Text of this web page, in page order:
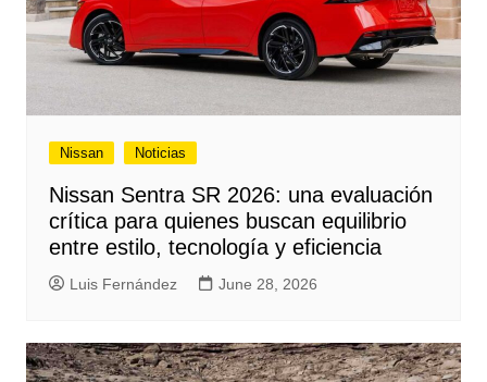
Nissan Noticias
Nissan Sentra SR 2026: una evaluación
crítica para quienes buscan equilibrio
entre estilo, tecnología y eficiencia
Luis Fernández June 28, 2026